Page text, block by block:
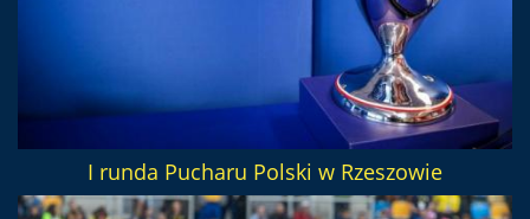
I runda Pucharu Polski w Rzeszowie